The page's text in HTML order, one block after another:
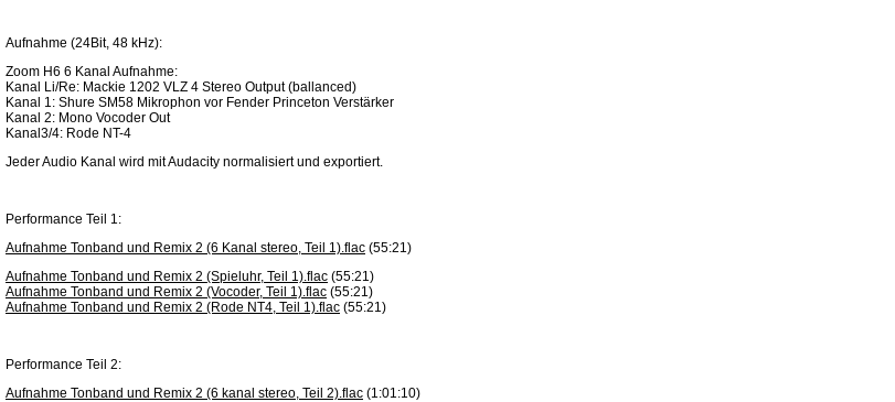
Aufnahme (24Bit, 48 kHz):
Zoom H6 6 Kanal Aufnahme:
Kanal Li/Re: Mackie 1202 VLZ 4 Stereo Output (ballanced)
Kanal 1: Shure SM58 Mikrophon vor Fender Princeton Verstärker
Kanal 2: Mono Vocoder Out
Kanal3/4: Rode NT-4
Jeder Audio Kanal wird mit Audacity normalisiert und exportiert.
Performance Teil 1:
Aufnahme Tonband und Remix 2 (6 Kanal stereo, Teil 1).flac (55:21)
Aufnahme Tonband und Remix 2 (Spieluhr, Teil 1).flac (55:21)
Aufnahme Tonband und Remix 2 (Vocoder, Teil 1).flac (55:21)
Aufnahme Tonband und Remix 2 (Rode NT4, Teil 1).flac (55:21)
Performance Teil 2:
Aufnahme Tonband und Remix 2 (6 kanal stereo, Teil 2).flac (1:01:10)